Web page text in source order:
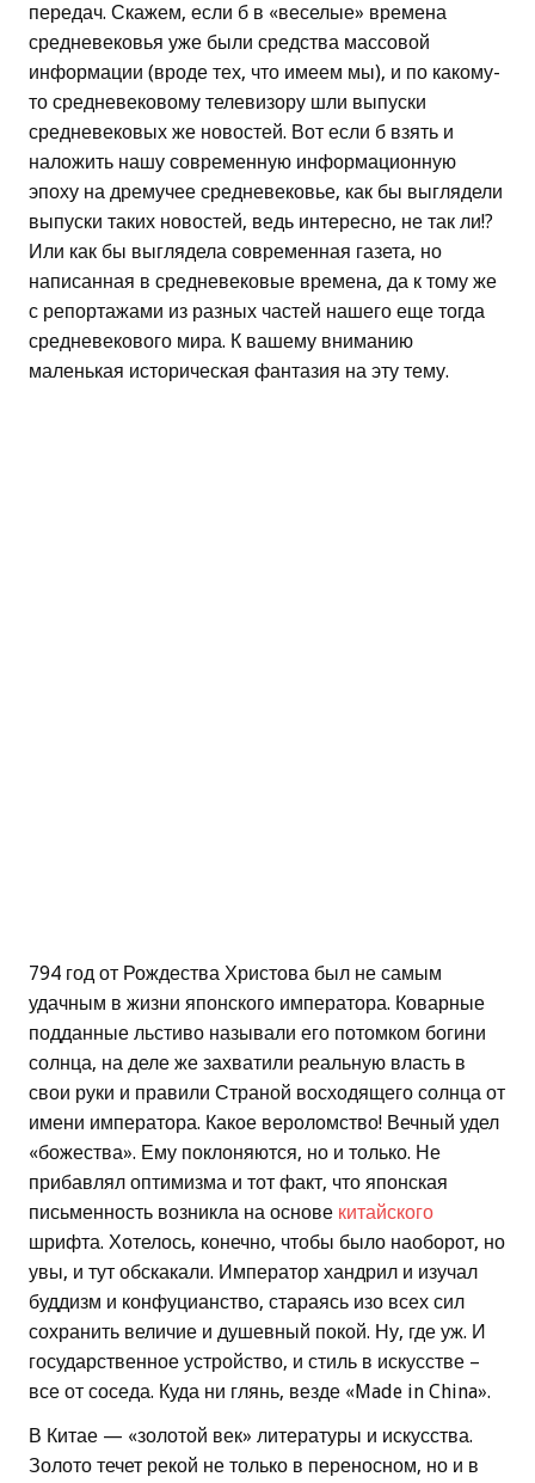
передач. Скажем, если б в «веселые» времена
средневековья уже были средства массовой
информации (вроде тех, что имеем мы), и по какому-
то средневековому телевизору шли выпуски
средневековых же новостей. Вот если б взять и
наложить нашу современную информационную
эпоху на дремучее средневековье, как бы выглядели
выпуски таких новостей, ведь интересно, не так ли!?
Или как бы выглядела современная газета, но
написанная в средневековые времена, да к тому же
с репортажами из разных частей нашего еще тогда
средневекового мира. К вашему вниманию
маленькая историческая фантазия на эту тему.
794 год от Рождества Христова был не самым
удачным в жизни японского императора. Коварные
подданные льстиво называли его потомком богини
солнца, на деле же захватили реальную власть в
свои руки и правили Страной восходящего солнца от
имени императора. Какое вероломство! Вечный удел
«божества». Ему поклоняются, но и только. Не
прибавлял оптимизма и тот факт, что японская
письменность возникла на основе китайского
шрифта. Хотелось, конечно, чтобы было наоборот, но
увы, и тут обскакали. Император хандрил и изучал
буддизм и конфуцианство, стараясь изо всех сил
сохранить величие и душевный покой. Ну, где уж. И
государственное устройство, и стиль в искусстве –
все от соседа. Куда ни глянь, везде «Made in China».
В Китае — «золотой век» литературы и искусства.
Золото течет рекой не только в переносном, но и в